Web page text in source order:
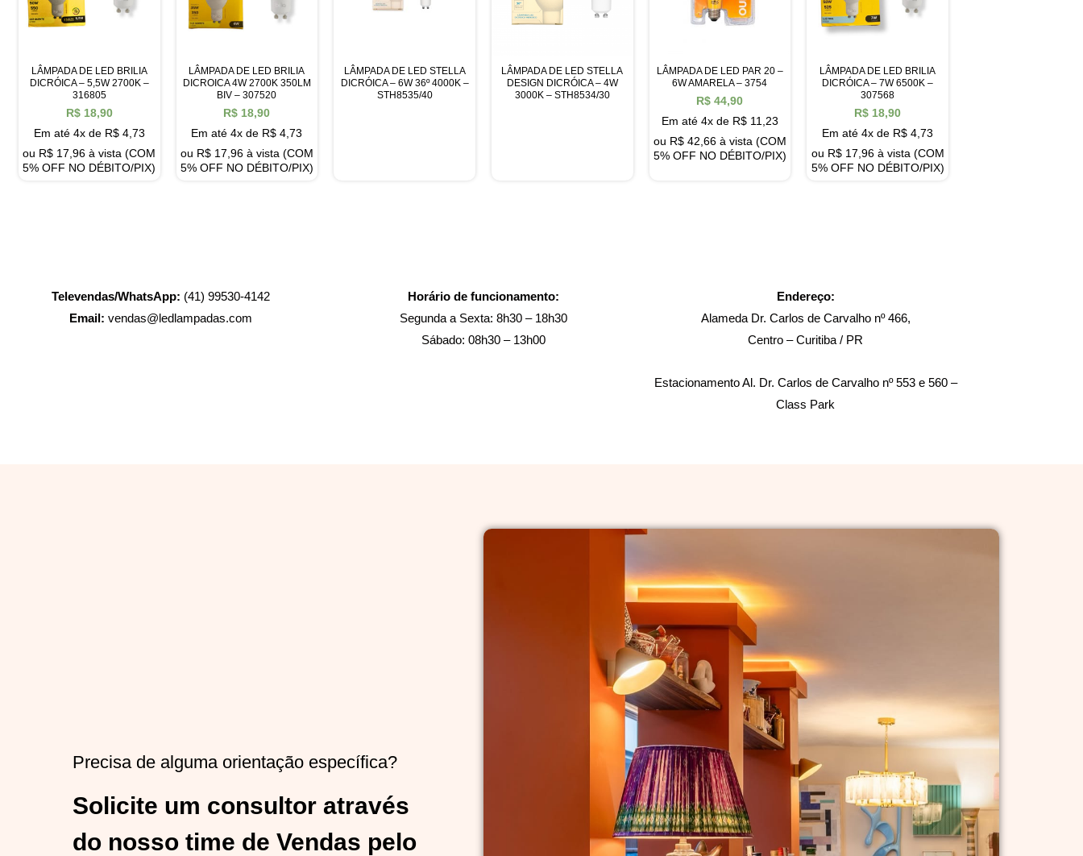
LÂMPADA DE LED BRILIA
DICRÓICA – 5,5W 2700K –
316805
R$18,90
Em até 4x de R$4,73
ou R$ 17,96 à vista (COM
5% OFF NO DÉBITO/PIX)
LÂMPADA DE LED BRILIA
DICROICA 4W 2700K 350LM
BIV – 307520
R$ 18,90
Em até 4x de R$ 4,73
ou R$17,96 à vista (COM
5% OFF NO DÉBITO/PIX)
LÂMPADA DE LED STELLA
DICRÓICA – 6W 36º 4000K –
STH8535/40
LÂMPADA DE LED STELLA
DESIGN DICRÓICA – 4W
3000K – STH8534/30
LÂMPADA DE LED PAR 20 –
6W AMARELA – 3754
R$ 44,90
Em até 4x de R$11,23
ou R$42,66 à vista (COM
5% OFF NO DÉBITO/PIX)
LÂMPADA DE LED BRILIA
DICRÓICA – 7W 6500K –
307568
R$ 18,90
Em até 4x de R$ 4,73
ou R$17,96 à vista (COM
5% OFF NO DÉBITO/PIX)
Televendas/WhatsApp: (41) 99530-4142
Email: vendas@ledlampadas.com
Horário de funcionamento:
Segunda a Sexta: 8h30 – 18h30
Sábado: 08h30 – 13h00
Endereço:
Alameda Dr. Carlos de Carvalho nº 466,
Centro – Curitiba / PR
Estacionamento Al. Dr. Carlos de Carvalho nº 553 e 560 –
Class Park
Precisa de alguma orientação específica?
Solicite um consultor através
do nosso time de Vendas pelo